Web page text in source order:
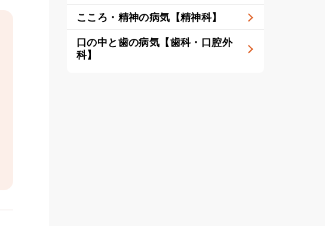
こころ・精神の病気【精神科】
口の中と歯の病気【歯科・口腔外
科】